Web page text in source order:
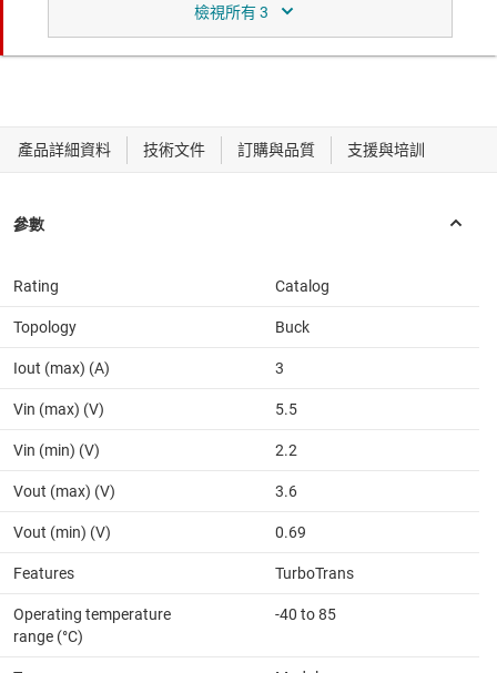
功能相似於所比較的產品。
Smaller module and smaller total BOM with improved
Rating Catalog
Topology Buck
Iout (max) (A) 3
Vin (max) (V) 5.5
Vin (min) (V) 2.2
Vout (max) (V) 3.6
Vout (min) (V) 0.69
Features TurboTrans
Operating temperature
range (°C)
-40 to 85